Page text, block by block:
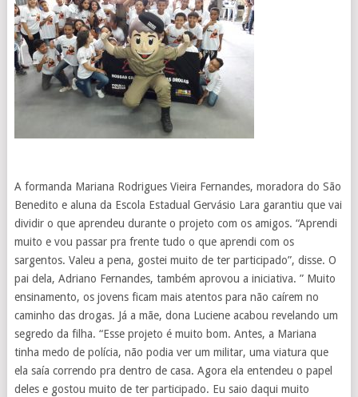
A formanda Mariana Rodrigues Vieira Fernandes, moradora do São
Benedito e aluna da Escola Estadual Gervásio Lara garantiu que vai
dividir o que aprendeu durante o projeto com os amigos. “Aprendi
muito e vou passar pra frente tudo o que aprendi com os
sargentos. Valeu a pena, gostei muito de ter participado”, disse. O
pai dela, Adriano Fernandes, também aprovou a iniciativa. ” Muito
ensinamento, os jovens ficam mais atentos para não caírem no
caminho das drogas. Já a mãe, dona Luciene acabou revelando um
segredo da filha. “Esse projeto é muito bom. Antes, a Mariana
tinha medo de polícia, não podia ver um militar, uma viatura que
ela saía correndo pra dentro de casa. Agora ela entendeu o papel
deles e gostou muito de ter participado. Eu saio daqui muito